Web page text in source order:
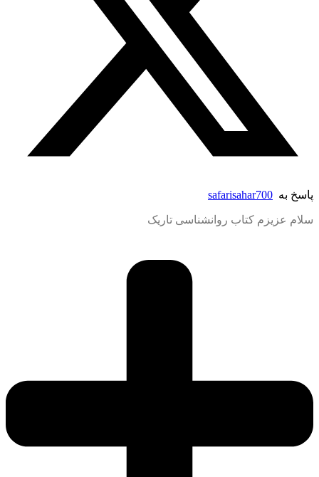
پاسخ به safarisahar700
سلام عزیزم کتاب روانشناسی تاریک